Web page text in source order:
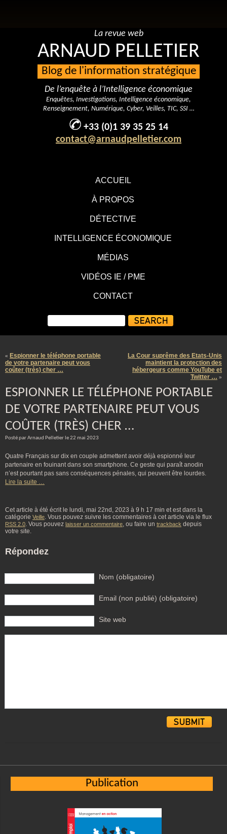
ACCUEIL
À PROPOS
DÉTECTIVE
INTELLIGENCE ÉCONOMIQUE
MÉDIAS
VIDÉOS IE / PME
CONTACT
La revue web
ARNAUD PELLETIER
Blog de l'information stratégique
De l’enquête à l’Intelligence économique
Enquêtes, Investigations, Intelligence économique,
Renseignement, Numérique, Cyber, Veilles, TIC, SSI …
+33 (0)1 39 35 25 14
contact@arnaudpelletier.com
« Espionner le téléphone portable
de votre partenaire peut vous
coûter (très) cher …
La Cour suprême des Etats-Unis
maintient la protection des
hébergeurs comme YouTube et
Twitter … »
ESPIONNER LE TÉLÉPHONE PORTABLE
DE VOTRE PARTENAIRE PEUT VOUS
COÛTER (TRÈS) CHER …
Posté par Arnaud Pelletier le 22 mai 2023
Quatre Français sur dix en couple admettent avoir déjà espionné leur
partenaire en fouinant dans son smartphone. Ce geste qui paraît anodin
n’est pourtant pas sans conséquences pénales, qui peuvent être lourdes.
Lire la suite …
Cet article à été écrit le lundi, mai 22nd, 2023 à 9 h 17 min et est dans la
catégorie Veille. Vous pouvez suivre les commentaires à cet article via le flux
RSS 2.0. Vous pouvez laisser un commentaire, ou faire un trackback depuis
votre site.
Répondez
Nom (obligatoire)
Email (non publié) (obligatoire)
Site web
Publication